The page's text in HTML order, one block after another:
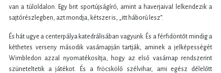
van a túloldalon. Egy brit sportújságíró, amint a haverjaival lelkendezik a
sajtórészlegben, azt mondja, kétszer is, „itt háború lesz”.
És hát ugye a centerpálya katedrálisában vagyunk. És a férfidöntőt mindig a
kéthetes verseny második vasárnapján tartják, aminek a jelképességét
Wimbledon azzal nyomatékosítja, hogy az első vasárnap rendszerint
szüneteltetik a játékot. És a fröcskölő szélvihar, ami egész délelőtt